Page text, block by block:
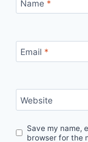
Name *
Email *
Website
Save my name,
browser for the